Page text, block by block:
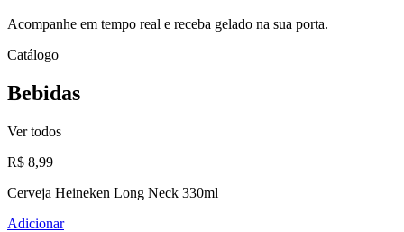
Acompanhe em tempo real e receba gelado na sua porta.
Catálogo
Bebidas
Ver todos
R$ 8,99
Cerveja Heineken Long Neck 330ml
Adicionar